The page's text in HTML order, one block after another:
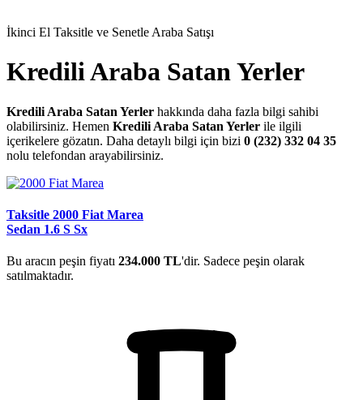
İkinci El Taksitle ve Senetle Araba Satışı
Kredili Araba Satan Yerler
Kredili Araba Satan Yerler hakkında daha fazla bilgi sahibi
olabilirsiniz. Hemen Kredili Araba Satan Yerler ile ilgili
içerikelere gözatın. Daha detaylı bilgi için bizi 0 (232) 332 04 35
nolu telefondan arayabilirsiniz.
Taksitle 2000 Fiat Marea
Sedan 1.6 S Sx
Bu aracın peşin fiyatı 234.000 TL'dir. Sadece peşin olarak
satılmaktadır.